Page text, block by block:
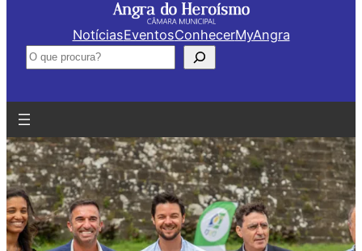
NotíciasEventosConhecerMyAngra
Pesquisar